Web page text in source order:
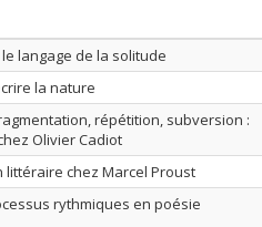
langage de la solitude
la nature
répétition, subversion :
Olivier Cadiot
littéraire chez Marcel Proust
rythmiques en poésie